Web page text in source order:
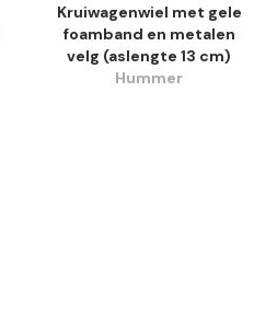
Kruiwagenwiel met gele
foamband en metalen
velg (aslengte 13 cm)
Hummer